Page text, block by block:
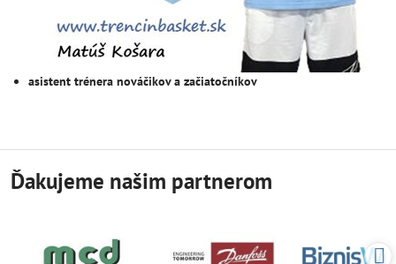
asistent trénera nováčikov a začiatočníkov
Ďakujeme našim partnerom